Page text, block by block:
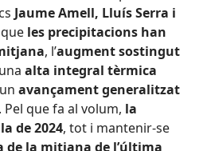
Jaume Amell, Lluís Serra i
les precipitacions han
, l’augment sostingut
alta integral tèrmica
avançament generalitzat
. Pel que fa al volum, la
de 2024, tot i mantenir-se
de la mitjana de l’última